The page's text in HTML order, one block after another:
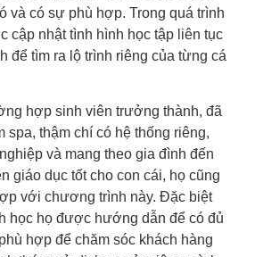
và có sự phù hợp. Trong quá trình
cập nhật tình hình học tập liên tục
để tìm ra lộ trình riêng của từng cá
hợp sinh viên trưởng thành, đã
spa, thậm chí có hệ thống riêng,
và mang theo gia đình đến
giáo dục tốt cho con cái, họ cũng
với chương trình này. Đặc biệt
học họ được hướng dẫn để có đủ
hợp để chăm sóc khách hàng